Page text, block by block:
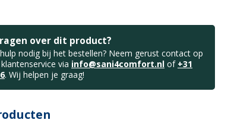
over dit product?
nodig bij het bestellen? Neem gerust contact op
via info@sani4comfort.nl of +31
. Wij helpen je graag!